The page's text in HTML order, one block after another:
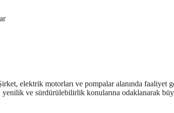
elektrik motorları ve pompalar alanında faaliyet
ve sürdürülebilirlik konularına odaklanarak